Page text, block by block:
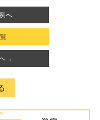
へ
→